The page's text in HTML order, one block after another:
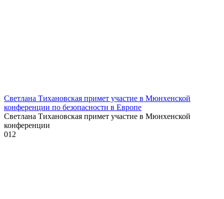
Светлана Тихановская примет участие в Мюнхенской
конференции по безопасности в Европе
Светлана Тихановская примет участие в Мюнхенской
конференции
012